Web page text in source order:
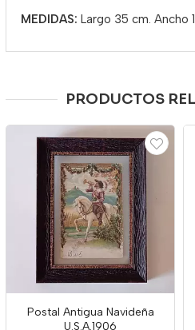
MEDIDAS: Largo 35 cm. Ancho
PRODUCTOS
Postal Antigua Navideña
U.S.A.1906